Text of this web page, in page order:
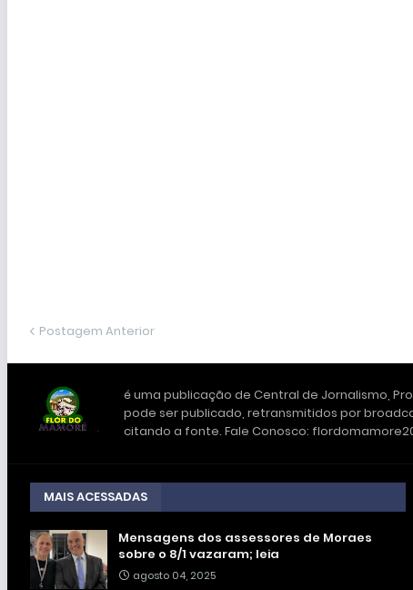
Postagem Anterior
é uma publicação de Central de Jornalismo,
pode ser publicado, retransmitidos por
citando a fonte. Fale Conosco:
MAIS ACESSADAS
Mensagens dos assessores de Moraes
sobre o 8/1 vazaram; leia
agosto 04, 2025